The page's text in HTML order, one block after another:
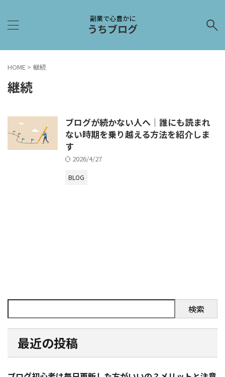
副業で心豊かに
うちブログ
HOME > 継続
継続
ブログが続かない人へ｜誰にも読まれ
ない時期を乗り越える方法を紹介しま
す
2026/4/27
BLOG
検索
最近の投稿